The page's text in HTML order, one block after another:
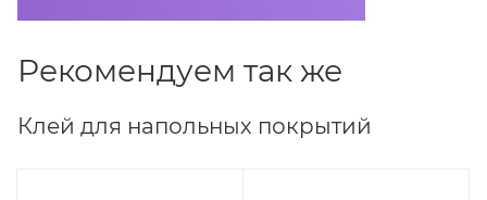
Рекомендуем так же
Клей для напольных покрытий